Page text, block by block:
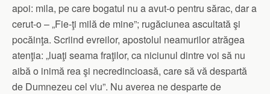
apoi: mila, pe care bogatul nu a avut-o pentru sărac, dar a
cerut-o – „Fie-ţi milă de mine”; rugăciunea ascultată şi
pocăinţa. Scriind evreilor, apostolul neamurilor atrăgea
atenţia: „luaţi seama fraţilor, ca niciunul dintre voi să nu
aibă o inimă rea şi necredincioasă, care să vă despartă
de Dumnezeu cel viu”. Nu averea ne desparte de